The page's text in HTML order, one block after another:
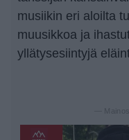
musiikin eri aloilta
muusikkoa ja
yllätysesiintyjä
—